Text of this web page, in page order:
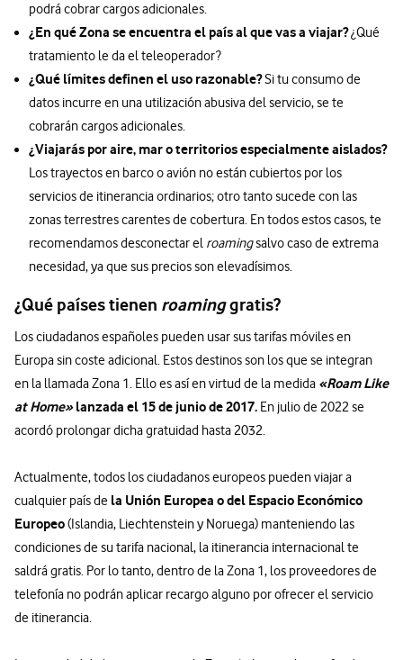
podrá cobrar cargos adicionales.
¿En qué Zona se encuentra el país al que vas a viajar?¿Qué
tratamiento le da el teleoperador?
¿Qué límites definen el uso razonable?Si tu consumo de
datos incurre en una utilización abusiva del servicio, se te
cobrarán cargos adicionales.
¿Viajarás por aire, mar o territorios especialmente aislados?
Los trayectos en barco o avión no están cubiertos por los
servicios de itinerancia ordinarios; otro tanto sucede con las
zonas terrestres carentes de cobertura. En todos estos casos, te
recomendamos desconectar el roamingsalvo caso de extrema
necesidad, ya que sus precios son elevadísimos.
¿Qué países tienen roaminggratis?
Los ciudadanos españoles pueden usar sus tarifas móviles en
Europa sin coste adicional. Estos destinos son los que se integran
en la llamada Zona 1. Ello es así en virtud de la medida «Roam Like
at Home»lanzada el 15 de junio de 2017. En julio de 2022 se
acordó prolongar dicha gratuidad hasta 2032.
Actualmente, todos los ciudadanos europeos pueden viajar a
cualquier país de la Unión Europea o del Espacio Económico
Europeo(Islandia, Liechtenstein y Noruega) manteniendo las
condiciones de su tarifa nacional, la itinerancia internacional te
saldrá gratis. Por lo tanto, dentro de la Zona 1, los proveedores de
telefonía no podrán aplicar recargo alguno por ofrecer el servicio
de itinerancia.